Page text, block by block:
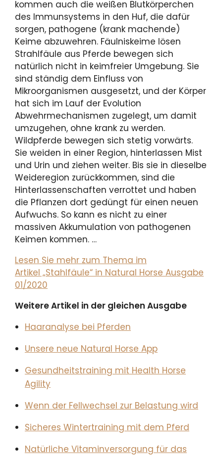
kommen auch die weißen Blutkörperchen
des Immunsystems in den Huf, die dafür
sorgen, pathogene (krank machende)
Keime abzuwehren. Fäulniskeime lösen
Strahlfäule aus Pferde bewegen sich
natürlich nicht in keimfreier Umge­bung. Sie
sind ständig dem Einfluss von
Mikroorganismen ausgesetzt, und der Körper
hat sich im Lauf der Evolu­tion
Abwehrmechanismen zugelegt, um damit
umzuge­hen, ohne krank zu werden.
Wildpferde bewegen sich ste­tig vorwärts.
Sie weiden in einer Region, hinterlassen Mist
und Urin und ziehen weiter. Bis sie in dieselbe
Weideregi­on zurückkommen, sind die
Hinterlassenschaften verrottet und haben
die Pflanzen dort gedüngt für einen neuen
Auf­wuchs. So kann es nicht zu einer
massiven Akkumulation von pathogenen
Keimen kommen. …
Lesen Sie mehr zum Thema im
Artikel „Stahlfäule“ in Natural Horse Ausgabe
01/2020
Weitere Artikel in der gleichen Ausgabe
Haaranalyse bei Pferden
Unsere neue Natural Horse App
Gesundheitstraining mit Health Horse
Agility
Wenn der Fellwechsel zur Belastung wird
Sicheres Wintertraining mit dem Pferd
Natürliche Vitaminversorgung für das